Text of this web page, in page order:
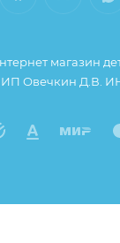
магазин
Овечкин Д.В.